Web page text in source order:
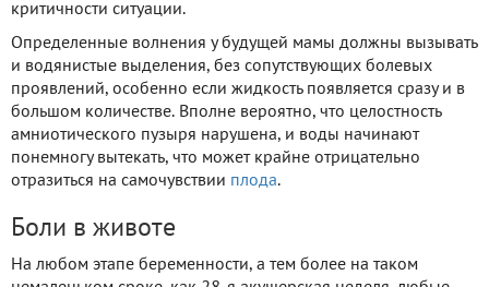
критичности ситуации.
Определенные волнения у будущей мамы должны вызывать
и водянистые выделения, без сопутствующих болевых
проявлений, особенно если жидкость появляется сразу и в
большом количестве. Вполне вероятно, что целостность
амниотического пузыря нарушена, и воды начинают
понемногу вытекать, что может крайне отрицательно
отразиться на самочувствии плода.
Боли в животе
На любом этапе беременности, а тем более на таком